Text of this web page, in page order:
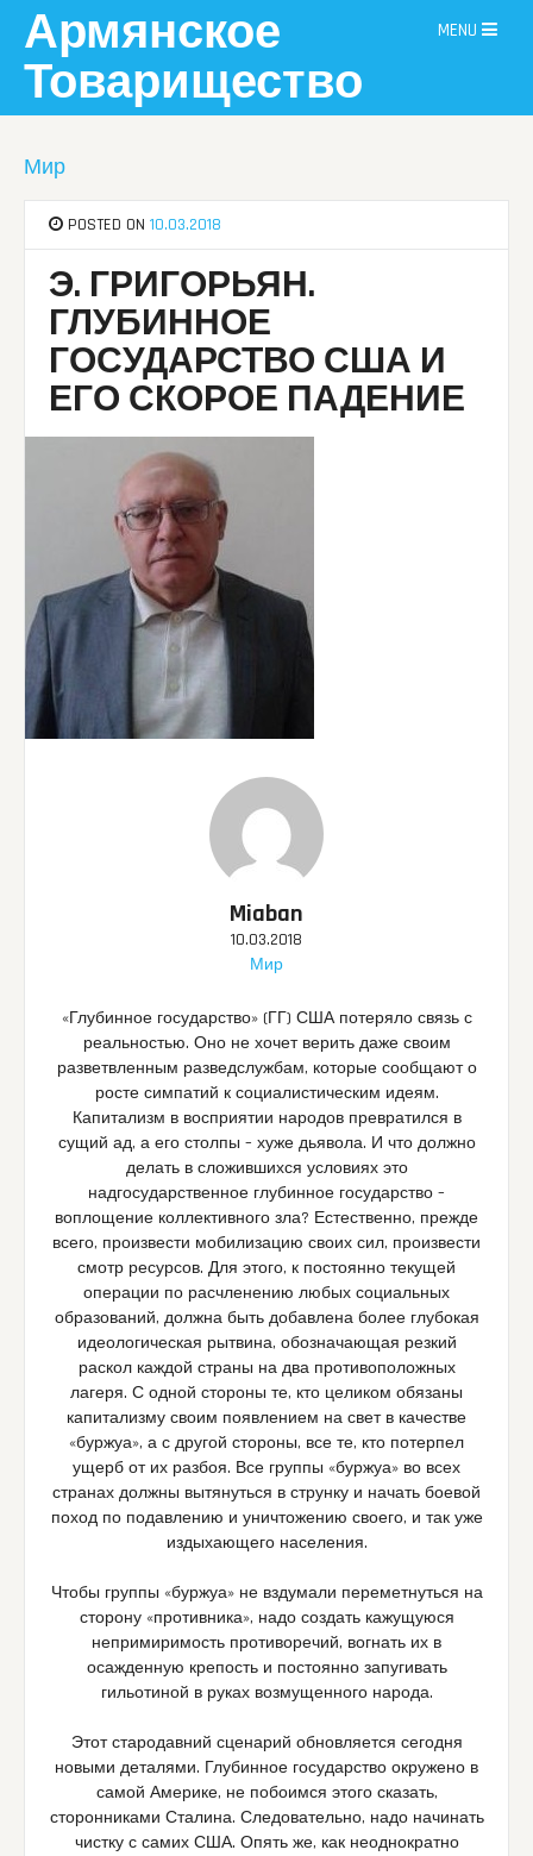
content
Армянское
Товарищество
MENU
Мир
POSTED ON10.03.2018
Э. ГРИГОРЬЯН.
ГЛУБИННОЕ
ГОСУДАРСТВО США И
ЕГО СКОРОЕ ПАДЕНИЕ
Miaban
10.03.2018
Мир
«Глубинное государство» (ГГ) США потеряло связь с
реальностью. Оно не хочет верить даже своим
разветвленным разведслужбам, которые сообщают о
росте симпатий к социалистическим идеям.
Капитализм в восприятии народов превратился в
сущий ад, а его столпы – хуже дьявола. И что должно
делать в сложившихся условиях это
надгосударственное глубинное государство –
воплощение коллективного зла? Естественно, прежде
всего, произвести мобилизацию своих сил, произвести
смотр ресурсов. Для этого, к постоянно текущей
операции по расчленению любых социальных
образований, должна быть добавлена более глубокая
идеологическая рытвина, обозначающая резкий
раскол каждой страны на два противоположных
лагеря. С одной стороны те, кто целиком обязаны
капитализму своим появлением на свет в качестве
«буржуа», а с другой стороны, все те, кто потерпел
ущерб от их разбоя. Все группы «буржуа» во всех
странах должны вытянуться в струнку и начать боевой
поход по подавлению и уничтожению своего, и так уже
издыхающего населения.
Чтобы группы «буржуа» не вздумали переметнуться на
сторону «противника», надо создать кажущуюся
непримиримость противоречий, вогнать их в
осажденную крепость и постоянно запугивать
гильотиной в руках возмущенного народа.
Этот стародавний сценарий обновляется сегодня
новыми деталями. Глубинное государство окружено в
самой Америке, не побоимся этого сказать,
сторонниками Сталина. Следовательно, надо начинать
чистку с самих США. Опять же, как неоднократно